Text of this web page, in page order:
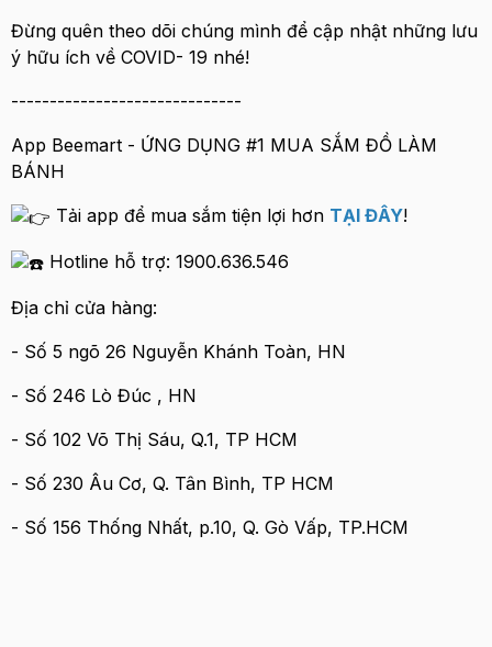
Đừng quên theo dõi chúng mình để cập nhật những lưu
ý hữu ích về COVID- 19 nhé!
------------------------------
App Beemart - ỨNG DỤNG #1 MUA SẮM ĐỒ LÀM
BÁNH
Tải app để mua sắm tiện lợi hơn TẠI ĐÂY!
Hotline hỗ trợ: 1900.636.546
Địa chỉ cửa hàng:
- Số 5 ngõ 26 Nguyễn Khánh Toàn, HN
- Số 246 Lò Đúc , HN
- Số 102 Võ Thị Sáu, Q.1, TP HCM
- Số 230 Âu Cơ, Q. Tân Bình, TP HCM
- Số 156 Thống Nhất, p.10, Q. Gò Vấp, TP.HCM